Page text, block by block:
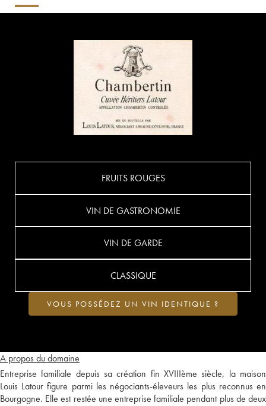
A propos du domaine
Entreprise familiale depuis sa création fin XVIIIème siècle, la maison
Louis Latour figure parmi les négociants-éleveurs les plus reconnus en
Bourgogne. Elle est restée une entreprise familiale pendant plus de deux
FRUITS ROUGES
VIN DE GASTRONOMIE
VIN DE GARDE
CLASSIQUE
VOUS POSSÉDEZ UN VIN IDENTIQUE ?